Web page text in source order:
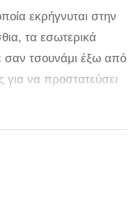
εκρήγνυται στην
τα εσωτερικά
σαν τσουνάμι έξω από
για να προστατεύσει
πάρει το σκελετό
υπάρχει κάποια